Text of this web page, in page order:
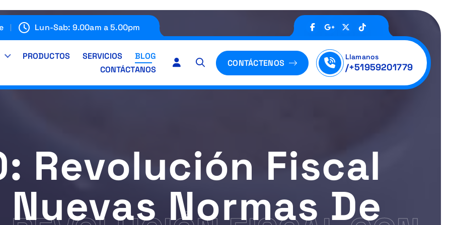
Lun-Sab: 9.00am a 5.00pm
PRODUCTOS SERVICIOS
BLOG
CONTÁCTANOS
CONTÁCTENOS
Llamanos
/+51959201779
Revolución Fiscal
Normas De